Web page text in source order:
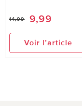
14,99 9,99
Voir l’article